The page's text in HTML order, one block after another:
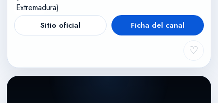
Sitio oficial Ficha del canal
♡